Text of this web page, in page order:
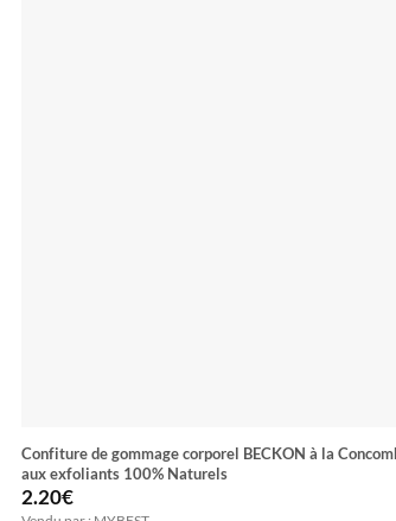
Confiture de gommage corporel BECKON à la
aux exfoliants 100% Naturels
2.20€